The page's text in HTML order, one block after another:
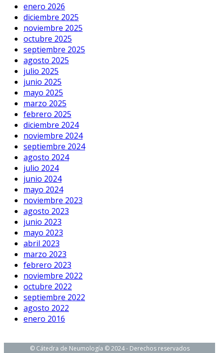
enero 2026
diciembre 2025
noviembre 2025
octubre 2025
septiembre 2025
agosto 2025
julio 2025
junio 2025
mayo 2025
marzo 2025
febrero 2025
diciembre 2024
noviembre 2024
septiembre 2024
agosto 2024
julio 2024
junio 2024
mayo 2024
noviembre 2023
agosto 2023
junio 2023
mayo 2023
abril 2023
marzo 2023
febrero 2023
noviembre 2022
octubre 2022
septiembre 2022
agosto 2022
enero 2016
© Cátedra de Neumología © 2024 - Derechos reservados